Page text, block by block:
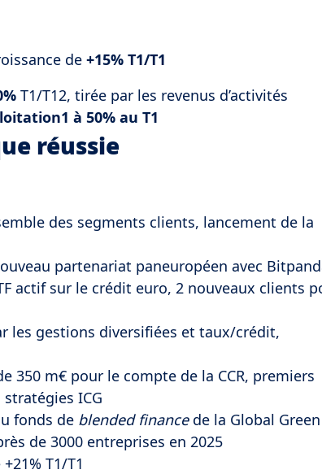
de +15% T1/T1
T1/T12, tirée par les revenus d’activités
à 50% au T1
réussie
des segments clients, lancement de la
partenariat paneuropéen avec
actif sur le crédit euro, 2 nouveaux clients
les gestions diversifiées et taux/crédit,
350 m€ pour le compte de la CCR, premiers
ICG
fonds de blended financede la Global Green
de 3000 entreprises en 2025
T1/T1